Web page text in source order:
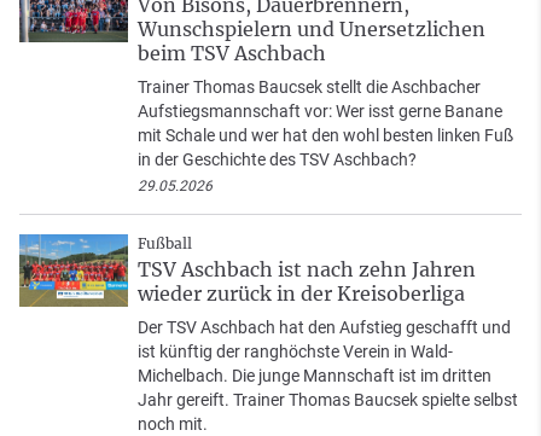
Von Bisons, Dauerbrennern,
Wunschspielern und Unersetzlichen
beim TSV Aschbach
Trainer Thomas Baucsek stellt die Aschbacher
Aufstiegsmannschaft vor: Wer isst gerne Banane
mit Schale und wer hat den wohl besten linken Fuß
in der Geschichte des TSV Aschbach?
29.05.2026
Fußball
TSV Aschbach ist nach zehn Jahren
wieder zurück in der Kreisoberliga
Der TSV Aschbach hat den Aufstieg geschafft und
ist künftig der ranghöchste Verein in Wald-
Michelbach. Die junge Mannschaft ist im dritten
Jahr gereift. Trainer Thomas Baucsek spielte selbst
noch mit.